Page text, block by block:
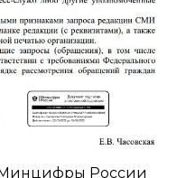
Минцифры России